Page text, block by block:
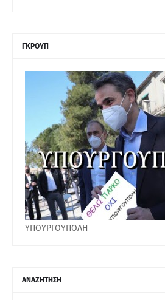
ΓΚΡΟΥΠ
ΥΠΟΥΡΓΟΥΠΟΛΗ
ΑΝΑΖΗΤΗΣΗ